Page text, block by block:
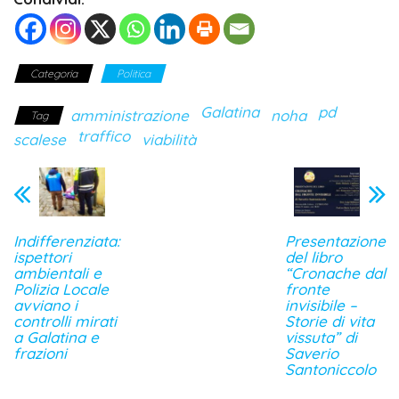
Categoria Politica
Tag amministrazione Galatina noha
pd
scalese
traffico viabilità
Indifferenziata:
ispettori
ambientali e
Polizia Locale
avviano i
controlli mirati
a Galatina e
frazioni
Presentazione
del libro
“Cronache dal
fronte
invisibile –
Storie di vita
vissuta” di
Saverio
Santoniccolo